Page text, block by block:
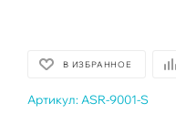
В ИЗБРАННОЕ
Артикул: ASR-9001-S